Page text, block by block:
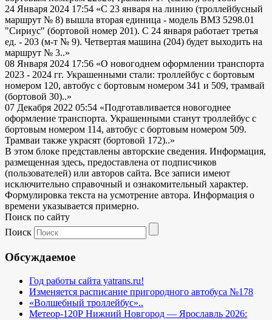
24 Января 2024 17:54 «С 23 января на линию (троллейбусный
маршрут № 8) вышла вторая единица - модель ВМЗ 5298.01
"Сириус" (бортовой номер 201). С 24 января работает третья
ед. - 203 (м-т № 9). Четвертая машина (204) будет выходить на
маршрут № 3..»
08 Января 2024 17:56 «О новогоднем оформлении транспорта
2023 - 2024 гг. Украшенными стали: троллейбус с бортовым
номером 120, автобус с бортовым номером 341 и 509, трамвай
(бортовой 30)..»
07 Декабря 2022 05:54 «Подготавливается новогоднее
оформление транспорта. Украшенными станут троллейбус с
бортовым номером 114, автобус с бортовым номером 509.
Трамваи также украсят (бортовой 172)..»
В этом блоке представлены авторские сведения. Информация,
размещенная здесь, предоставлена от подписчиков
(пользователей) или авторов сайта. Все записи имеют
исключительно справочный и ознакомительный характер.
Формулировка текста на усмотрение автора. Информация о
времени указывается примерно.
Поиск по сайту
Поиск
Обсуждаемое
Год работы сайта yatrans.ru!
Изменяется расписание пригородного автобуса №178
«Волшебный троллейбус»..
Метеор-120Р Нижний Новгород — Ярославль 2026: